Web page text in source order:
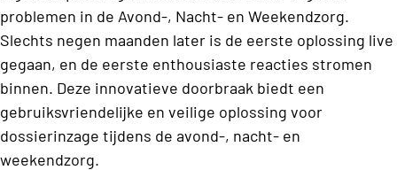
problemen in de Avond-, Nacht- en Weekendzorg.
Slechts negen maanden later is de eerste oplossing live
gegaan, en de eerste enthousiaste reacties stromen
binnen. Deze innovatieve doorbraak biedt een
gebruiksvriendelijke en veilige oplossing voor
dossierinzage tijdens de avond-, nacht- en
weekendzorg.